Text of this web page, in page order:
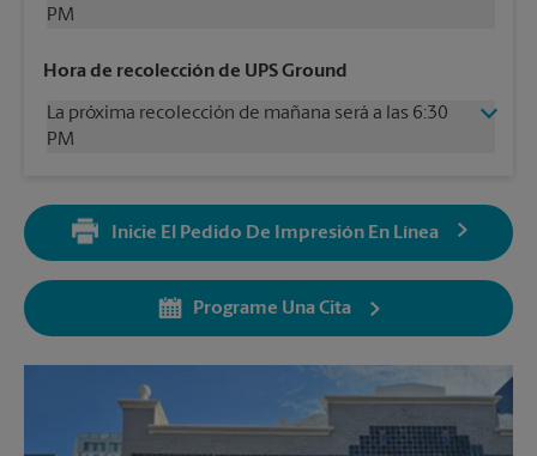
PM
Domingo
Sin Recolección
Martes
6:30 PM
Miércoles
Sábado
2:30 PM
Hora de recolección de UPS Ground
La próxima recolección de mañana será a las 6:30
PM
Lunes
Martes
6:30 PM
6:30 PM
6:30 PM
Inicie El Pedido De Impresión En Línea
Programe Una Cita